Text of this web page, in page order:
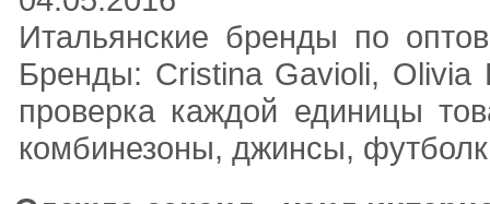
Итальянские бренды по
Бренды: Cristina Gavioli, Olivia
проверка каждой единицы
комбинезоны, джинсы,